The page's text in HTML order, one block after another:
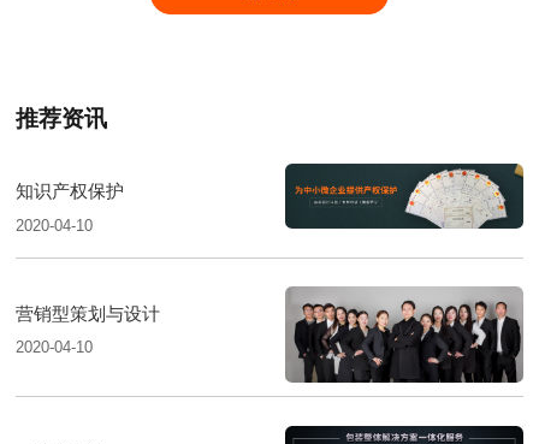
推荐资讯
知识产权保护
2020-04-10
营销型策划与设计
2020-04-10